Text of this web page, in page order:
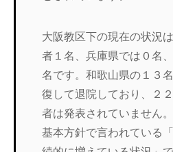
大阪教区下の現在の状況
者１名、兵庫県では０名
名です。和歌山県の１３
復して退院しており、２
者は発表されていません
基本方針で言われている